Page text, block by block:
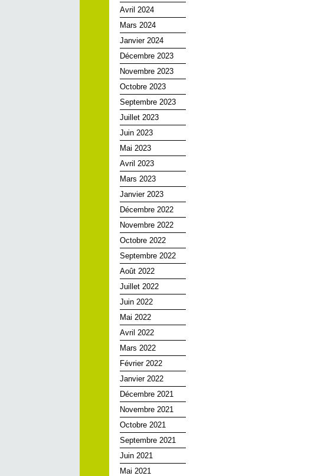
Avril 2024
Mars 2024
Janvier 2024
Décembre 2023
Novembre 2023
Octobre 2023
Septembre 2023
Juillet 2023
Juin 2023
Mai 2023
Avril 2023
Mars 2023
Janvier 2023
Décembre 2022
Novembre 2022
Octobre 2022
Septembre 2022
Août 2022
Juillet 2022
Juin 2022
Mai 2022
Avril 2022
Mars 2022
Février 2022
Janvier 2022
Décembre 2021
Novembre 2021
Octobre 2021
Septembre 2021
Juin 2021
Mai 2021